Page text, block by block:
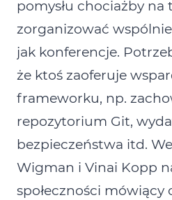
pomysłu chociażby na
zorganizować
jak konferencje.
że ktoś zaoferuje
frameworku, np.
repozytorium Git,
bezpieczeństwa itd.
Wigman i Vinai Kopp
społeczności mówiący